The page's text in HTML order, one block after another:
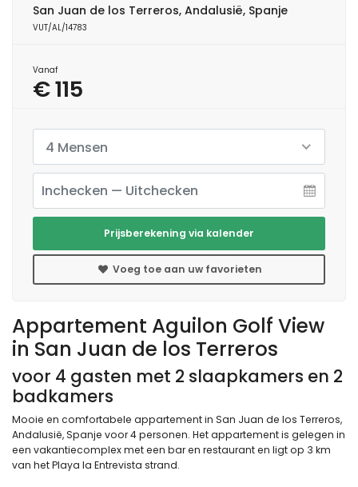
Appartement Aguilon Golf View
in San Juan de los Terreros
voor 4 gasten met 2 slaapkamers en 2
badkamers
Mooie en comfortabele appartement in San Juan de los Terreros,
Andalusië, Spanje voor 4 personen. Het appartement is gelegen in
een vakantiecomplex met een bar en restaurant en ligt op 3 km
van het Playa la Entrevista strand.
San Juan de los Terreros, Andalusië, Spanje
VUT/AL/14783
Vanaf
€ 115
4 Mensen
Prijsberekening via kalender
Voeg toe aan uw favorieten